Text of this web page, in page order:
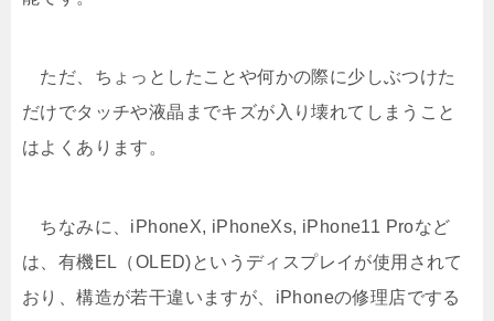
ただ、ちょっとしたことや何かの際に少しぶつけた
だけでタッチや液晶までキズが入り壊れてしまうこと
はよくあります。
ちなみに、iPhoneX, iPhoneXs, iPhone11 Proなど
は、有機EL（OLED)というディスプレイが使用されて
おり、構造が若干違いますが、iPhoneの修理店でする